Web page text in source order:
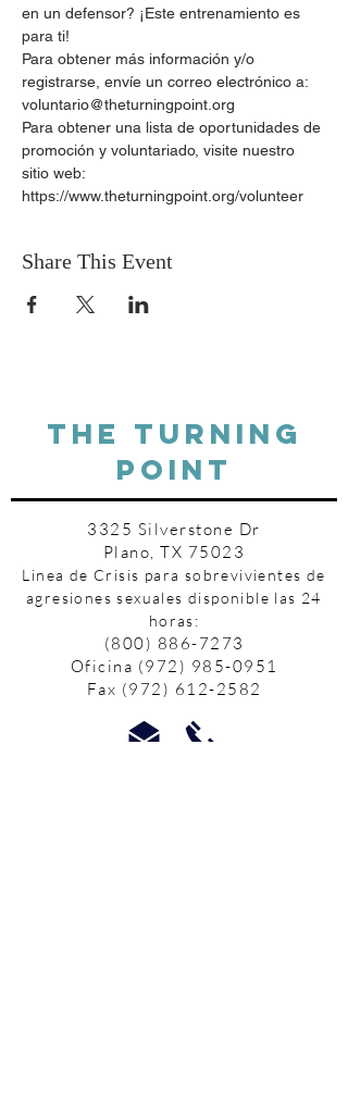
en un defensor? ¡Este entrenamiento es
para ti!
Para obtener más información y/o
registrarse, envíe un correo electrónico a:
voluntario@theturningpoint.org
Para obtener una lista de oportunidades de
promoción y voluntariado, visite nuestro
sitio web:
https://www.theturningpoint.org/volunteer
Share This Event
THE TURNING
POINT
3325 Silverstone Dr
Plano, TX 75023
Linea de Crisis para sobrevivientes de
agresiones sexuales disponible las 24
horas:
(800) 886-7273
Oficina (972) 985-0951
Fax (972) 612-2582